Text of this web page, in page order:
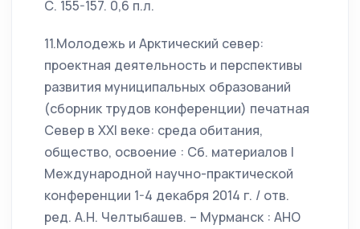
С. 155-157. 0,6 п.л.
11.Молодежь и Арктический север:
проектная деятельность и перспективы
развития муниципальных образований
(сборник трудов конференции) печатная
Север в XXI веке: среда обитания,
общество, освоение : Сб. материалов I
Международной научно-практической
конференции 1-4 декабря 2014 г. / отв.
ред. А.Н. Челтыбашев. – Мурманск : АНО